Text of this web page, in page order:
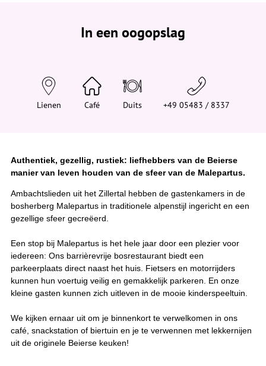
In een oogopslag
Lienen Café Duits +49 05483 / 8337
Authentiek, gezellig, rustiek: liefhebbers van de Beierse
manier van leven houden van de sfeer van de Malepartus.
Ambachtslieden uit het Zillertal hebben de gastenkamers in de
bosherberg Malepartus in traditionele alpenstijl ingericht en een
gezellige sfeer gecreëerd.
Een stop bij Malepartus is het hele jaar door een plezier voor
iedereen: Ons barrièrevrije bosrestaurant biedt een
parkeerplaats direct naast het huis. Fietsers en motorrijders
kunnen hun voertuig veilig en gemakkelijk parkeren. En onze
kleine gasten kunnen zich uitleven in de mooie kinderspeeltuin.
We kijken ernaar uit om je binnenkort te verwelkomen in ons
café, snackstation of biertuin en je te verwennen met lekkernijen
uit de originele Beierse keuken!